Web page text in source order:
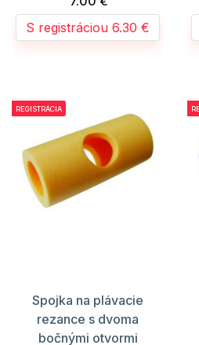
S registráciou 6.30 €
REGISTRÁCIA
Spojka na plávacie
rezance s dvoma
bočnými otvormi